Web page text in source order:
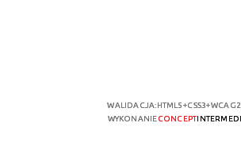
WALIDACJA:HTML5+CSS3+WCAG
WYKONANIECONCEPT